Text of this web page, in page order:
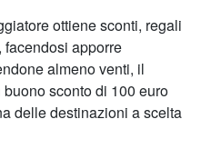
ottiene sconti, regali
apporre
almeno venti, il
sconto di 100 euro
delle destinazioni a scelta